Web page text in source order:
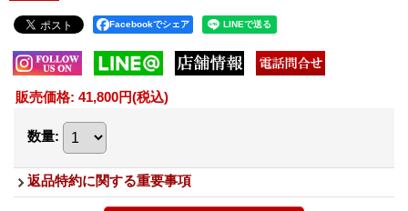
Facebookでシェア
販売価格: 41,800円(税込)
数量:
返品特約に関する重要事項